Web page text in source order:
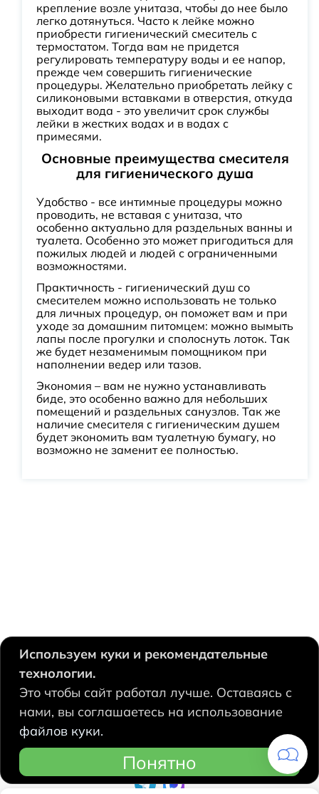
крепление возле унитаза, чтобы до нее было
легко дотянуться. Часто к лейке можно
приобрести гигиенический смеситель с
термостатом. Тогда вам не придется
регулировать температуру воды и ее напор,
прежде чем совершить гигиенические
процедуры. Желательно приобретать лейку с
силиконовыми вставками в отверстия, откуда
выходит вода - это увеличит срок службы
лейки в жестких водах и в водах с
примесями.
Основные преимущества смесителя
для гигиенического душа
Удобство - все интимные процедуры можно
проводить, не вставая с унитаза, что
особенно актуально для раздельных ванны и
туалета. Особенно это может пригодиться для
пожилых людей и людей с ограниченными
возможностями.
Практичность - гигиенический душ со
смесителем можно использовать не только
для личных процедур, он поможет вам и при
уходе за домашним питомцем: можно вымыть
лапы после прогулки и сполоснуть лоток. Так
же будет незаменимым помощником при
наполнении ведер или тазов.
Экономия – вам не нужно устанавливать
биде, это особенно важно для небольших
помещений и раздельных санузлов. Так же
наличие смесителя с гигиеническим душем
будет экономить вам туалетную бумагу, но
возможно не заменит ее полностью.
630124, Новосибирск,
Есенина, 67
hidrolux@mail.ru
Используем куки и рекомендательные
технологии.
Это чтобы сайт работал лучше. Оставаясь с
нами, вы соглашаетесь на использование
файлов куки.
Понятно